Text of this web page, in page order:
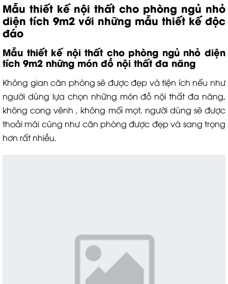
Mẫu thiết kế nội thất cho phòng ngủ nhỏ
diện tích 9m2 với những mẫu thiết kế độc
đáo
Mẫu thiết kế nội thất cho phòng ngủ nhỏ diện
tích 9m2 những món đồ nội thất đa năng
Không gian căn phòng sẽ được đẹp và tiện ích nếu như
người dùng lựa chọn những món đồ nội thất đa năng,
không cong vênh , không mối mọt, người dùng sẽ được
thoải mái cũng như căn phòng được đẹp và sang trọng
hơn rất nhiều.